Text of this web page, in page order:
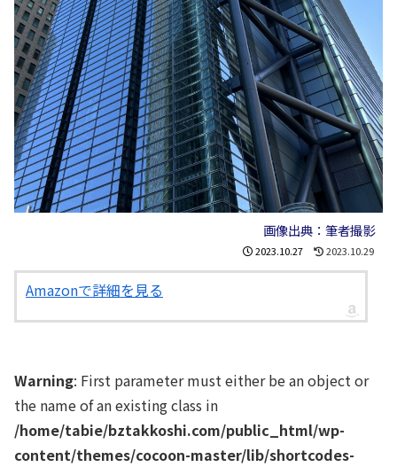
画像出典：筆者撮影
2023.10.27 2023.10.29
Amazonで詳細を見る
Warning: First parameter must either be an object or
the name of an existing class in
/home/tabie/bztakkoshi.com/public_html/wp-
content/themes/cocoon-master/lib/shortcodes-